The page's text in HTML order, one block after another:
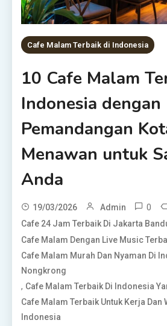
Cafe Malam Terbaik di Indonesia
10 Cafe Malam
Indonesia dengan
Pemandangan
Menawan untuk
Anda
19/03/2026 Admin 0
Cafe 24 Jam Terbaik Di Jakarta
Cafe Malam Dengan Live Music
Cafe Malam Murah Dan Nyaman Di
Nongkrong
, Cafe Malam Terbaik Di Indonesia
Cafe Malam Terbaik Untuk Kerja Dan
Indonesia